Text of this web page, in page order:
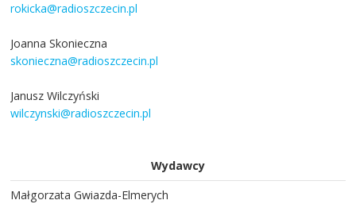
rokicka@radioszczecin.pl
Joanna Skonieczna
skonieczna@radioszczecin.pl
Janusz Wilczyński
wilczynski@radioszczecin.pl
Wydawcy
Małgorzata Gwiazda-Elmerych